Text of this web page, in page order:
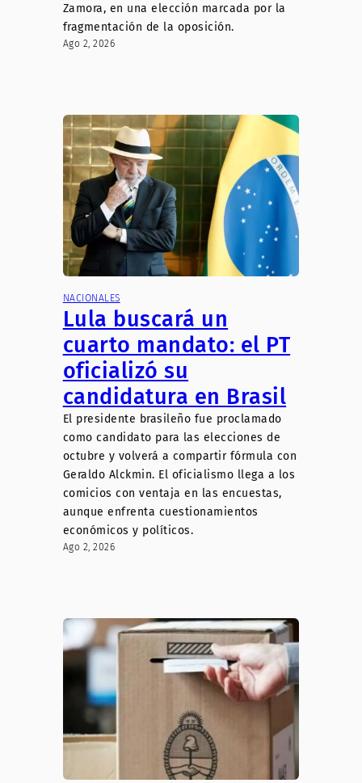
Zamora, en una elección marcada por la
fragmentación de la oposición.
Ago 2, 2026
NACIONALES
Lula buscará un
cuarto mandato: el PT
oficializó su
candidatura en Brasil
El presidente brasileño fue proclamado
como candidato para las elecciones de
octubre y volverá a compartir fórmula con
Geraldo Alckmin. El oficialismo llega a los
comicios con ventaja en las encuestas,
aunque enfrenta cuestionamientos
económicos y políticos.
Ago 2, 2026